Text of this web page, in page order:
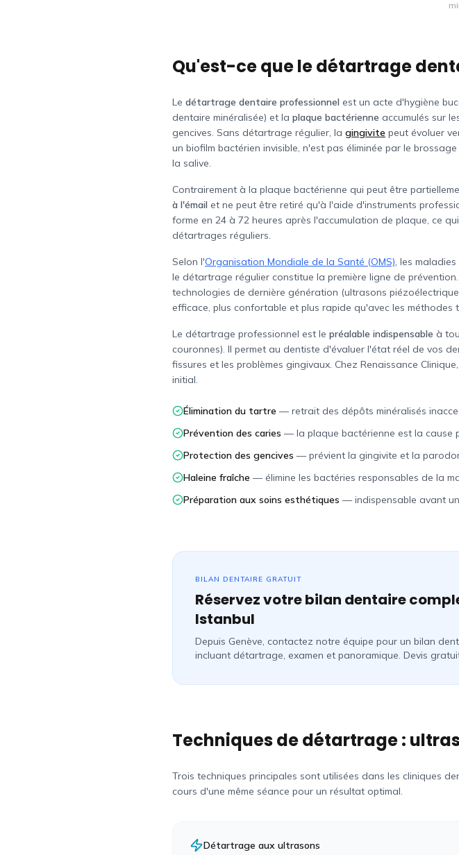
Qu'est-ce que le détartrage
Le détartrage dentaire professionnel est un acte d'hygiène
dentaire minéralisée) et la plaque bactérienne accumulés sur
gencives. Sans détartrage régulier, la gingivite peut évoluer
un biofilm bactérien invisible, n'est pas éliminée par le
la salive.
Contrairement à la plaque bactérienne qui peut être
à l'émail et ne peut être retiré qu'à l'aide d'instruments
forme en 24 à 72 heures après l'accumulation de plaque, ce
détartrages réguliers.
Selon l'Organisation Mondiale de la Santé (OMS), les
le détartrage régulier constitue la première ligne de
technologies de dernière génération (ultrasons
efficace, plus confortable et plus rapide qu'avec les méthodes
Le détartrage professionnel est le préalable indispensable à
couronnes). Il permet au dentiste d'évaluer l'état réel de vos
fissures et les problèmes gingivaux. Chez Renaissance
initial.
Élimination du tartre — retrait des dépôts minéralisés
Prévention des caries — la plaque bactérienne est la cause
Protection des gencives — prévient la gingivite et la
Haleine fraîche — élimine les bactéries responsables de la
Préparation aux soins esthétiques — indispensable avant
BILAN DENTAIRE GRATUIT
Réservez votre bilan dentaire
Istanbul
Depuis Genève, contactez notre équipe pour un bilan
incluant détartrage, examen et panoramique. Devis
Techniques de détartrage :
Trois techniques principales sont utilisées dans les cliniques
cours d'une même séance pour un résultat optimal.
Détartrage aux ultrasons